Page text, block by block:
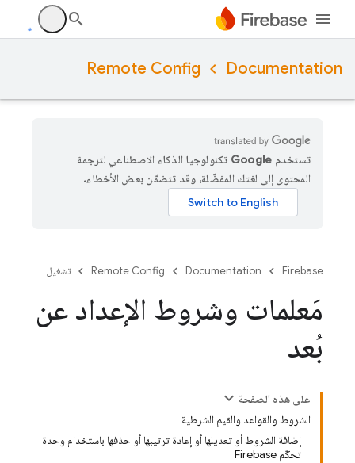
Documentation
Remote Config
تستخدم Google تكنولوجيا الذكاء الاصطناعي لترجمة
المحتوى إلى لغتك المفضّلة، وقد تتضمّن بعض الأخطاء.
Firebase
Documentation
Remote Config تشغيل
مَعلمات وشروط الإعداد عن
بُعد
على هذه الصفحة
الشروط والقواعد والقيم الشرطية
إضافة الشروط أو تعديلها أو إعادة ترتيبها أو حذفها باستخدام وحدة
تحكّم Firebase